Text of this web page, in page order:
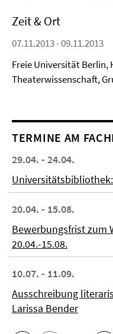
Zeit & Ort
07.11.2013 - 09.11.2013
Freie Universität Berlin,
Theaterwissenschaft,
TERMINE AM
29.04. - 24.04.
20.04. - 15.08.
Bewerbungsfrist zum
20.04.-15.08.
10.07. - 11.09.
Ausschreibung
Larissa Bender